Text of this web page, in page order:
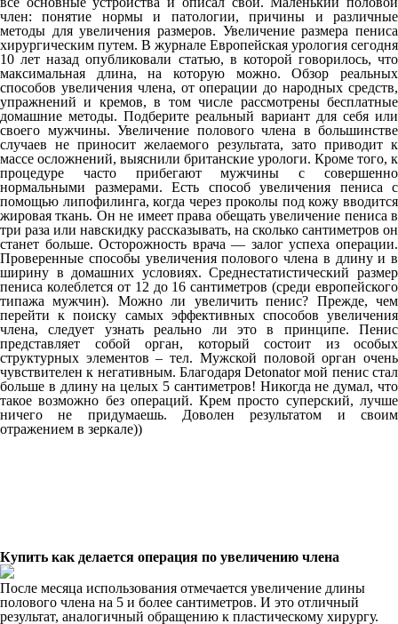
член: понятие нормы и патологии, причины и различные
методы для увеличения размеров. Увеличение размера пениса
хирургическим путем. В журнале Европейская урология сегодня
10 лет назад опубликовали статью, в которой говорилось, что
максимальная длина, на которую можно. Обзор реальных
способов увеличения члена, от операции до народных средств,
упражнений и кремов, в том числе рассмотрены бесплатные
домашние методы. Подберите реальный вариант для себя или
своего мужчины. Увеличение полового члена в большинстве
случаев не приносит желаемого результата, зато приводит к
массе осложнений, выяснили британские урологи. Кроме того, к
процедуре часто прибегают мужчины с совершенно
нормальными размерами. Есть способ увеличения пениса с
помощью липофилинга, когда через проколы под кожу вводится
жировая ткань. Он не имеет права обещать увеличение пениса в
три раза или навскидку рассказывать, на сколько сантиметров он
станет больше. Осторожность врача — залог успеха операции.
Проверенные способы увеличения полового члена в длину и в
ширину в домашних условиях. Среднестатистический размер
пениса колеблется от 12 до 16 сантиметров (среди европейского
типажа мужчин). Можно ли увеличить пенис? Прежде, чем
перейти к поиску самых эффективных способов увеличения
члена, следует узнать реально ли это в принципе. Пенис
представляет собой орган, который состоит из особых
структурных элементов – тел. Мужской половой орган очень
чувствителен к негативным. Благодаря Detonator мой пенис стал
больше в длину на целых 5 сантиметров! Никогда не думал, что
такое возможно без операций. Крем просто суперский, лучше
ничего не придумаешь. Доволен результатом и своим
отражением в зеркале))
Купить как делается операция по увеличению члена
После месяца использования отмечается увеличение длины
полового члена на 5 и более сантиметров. И это отличный
результат, аналогичный обращению к пластическому хирургу.